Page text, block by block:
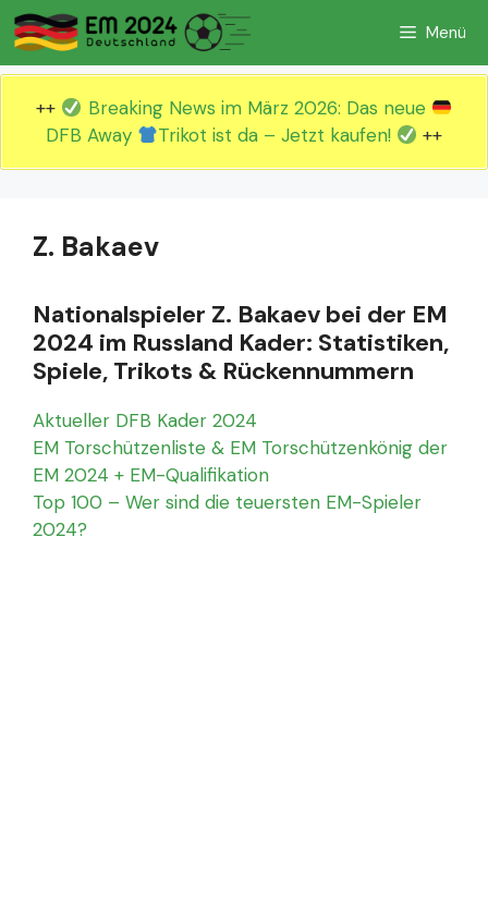
Zum
Inhalt
springen
Menü
++
Breaking News im März 2026: Das neue
DFB Away
Trikot ist da – Jetzt kaufen! ++
Z. Bakaev
Nationalspieler Z. Bakaev bei der EM
2024 im Russland Kader: Statistiken,
Spiele, Trikots & Rückennummern
Aktueller DFB Kader 2024
EM Torschützenliste & EM Torschützenkönig der
EM 2024 + EM-Qualifikation
Top 100 – Wer sind die teuersten EM-Spieler
2024?